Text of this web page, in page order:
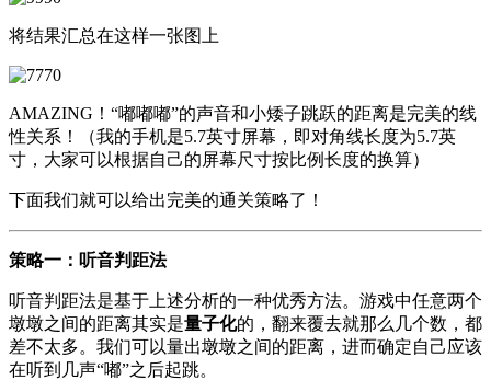
将结果汇总在这样一张图上
AMAZING！“嘟嘟嘟”的声音和小矮子跳跃的距离是完美的线
性关系！（我的手机是5.7英寸屏幕，即对角线长度为5.7英
寸，大家可以根据自己的屏幕尺寸按比例长度的换算）
下面我们就可以给出完美的通关策略了！
策略一：听音判距法
听音判距法是基于上述分析的一种优秀方法。游戏中任意两个
墩墩之间的距离其实是量子化的，翻来覆去就那么几个数，都
差不太多。我们可以量出墩墩之间的距离，进而确定自己应该
在听到几声“嘟”之后起跳。